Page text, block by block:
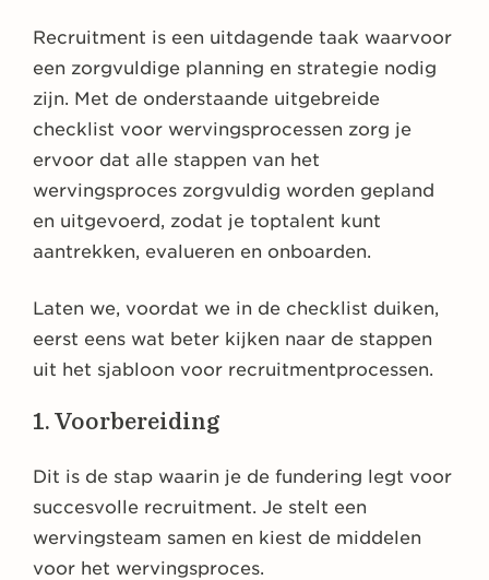
Recruitment is een uitdagende taak waarvoor
een zorgvuldige planning en strategie nodig
zijn. Met de onderstaande uitgebreide
checklist voor wervingsprocessen zorg je
ervoor dat alle stappen van het
wervingsproces zorgvuldig worden gepland
en uitgevoerd, zodat je toptalent kunt
aantrekken, evalueren en onboarden.
Laten we, voordat we in de checklist duiken,
eerst eens wat beter kijken naar de stappen
uit het sjabloon voor recruitmentprocessen.
1. Voorbereiding
Dit is de stap waarin je de fundering legt voor
succesvolle recruitment. Je stelt een
wervingsteam samen en kiest de middelen
voor het wervingsproces.